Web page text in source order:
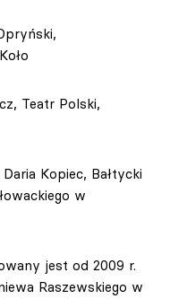
Teatr Polski,
Kopiec, Bałtycki
w
jest od 2009 r.
Raszewskiego w